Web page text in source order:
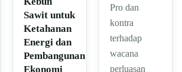
Sawit untuk
Ketahanan
Energi dan
Pembangunan
Ekonomi
Pro dan
kontra
terhadap
wacana
perluasan